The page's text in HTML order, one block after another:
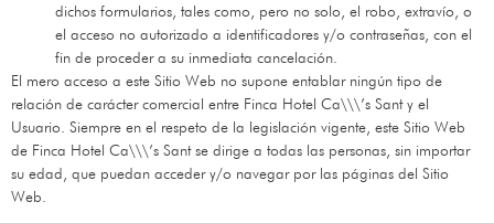
dichos formularios, tales como, pero no solo, el robo, extravío, o
el acceso no autorizado a identificadores y/o contraseñas, con el
fin de proceder a su inmediata cancelación.
El mero acceso a este Sitio Web no supone entablar ningún tipo de
relación de carácter comercial entre Finca Hotel Ca\\\’s Santy el
Usuario. Siempre en el respeto de la legislación vigente, este Sitio Web
de Finca Hotel Ca\\\’s Santse dirige a todas las personas, sin importar
su edad, que puedan acceder y/o navegar por las páginas del Sitio
Web.